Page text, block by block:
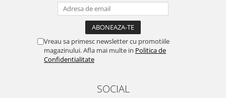
Vreau sa primesc newsletter cu promotiile
magazinului. Afla mai multe in Politica de
Confidentialitate
SOCIAL